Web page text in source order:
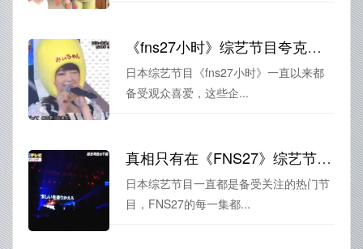
《fns27小时》综艺节目夸克潜入日本超市，打卡中秋美食
日本综艺节目《fns27小时》一直以来都
备受观众喜爱，这些企...
真相只有在《FNS27》综艺节目无删减里面揭露！快来一探究竟吧
日本综艺节目一直都是备受关注的热门节
目，FNS27的每一集都...